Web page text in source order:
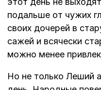
подальше от чужих
своих дочерей в
сажей и всячески
можно менее
Но не только Леший